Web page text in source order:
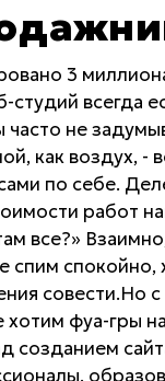
3
всегда
не
как воздух, -
по себе.
работ
все?»
спокойно,
совести.Но с
фуа-гры